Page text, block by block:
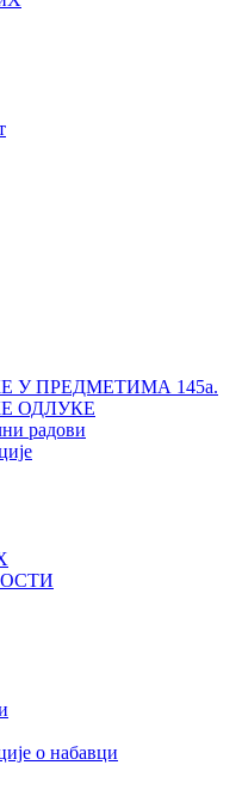
У ПРЕДМЕТИМА 145а.
ОДЛУКЕ
радови
о набавци